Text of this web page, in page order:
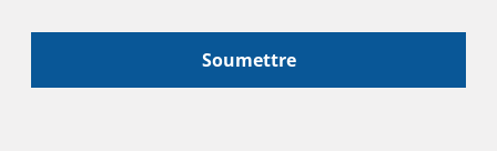
Soumettre